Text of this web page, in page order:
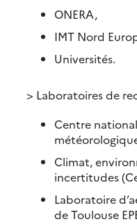
ONERA,
IMT Nord
Universités.
> Laboratoires de
Centre
Climat,
incertitudes
Laboratoire
de Toulouse